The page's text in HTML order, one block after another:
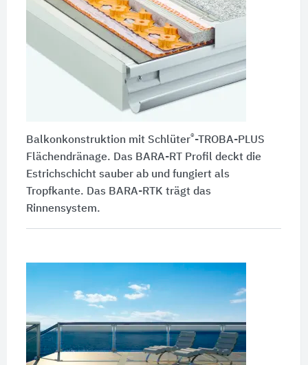
Balkonkonstruktion mit Schlüter®-TROBA-PLUS
Flächendränage. Das BARA-RT Profil deckt die
Estrichschicht sauber ab und fungiert als
Tropfkante. Das BARA-RTK trägt das
Rinnensystem.